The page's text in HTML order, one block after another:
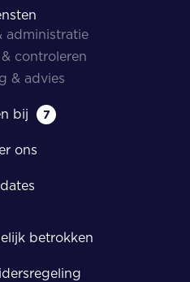
administratie
controleren
& advies
bij 7
ons
betrokken